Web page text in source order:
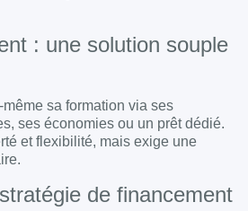
: une solution souple
même sa formation via ses
ses économies ou un prêt dédié.
et flexibilité, mais exige une
de financement